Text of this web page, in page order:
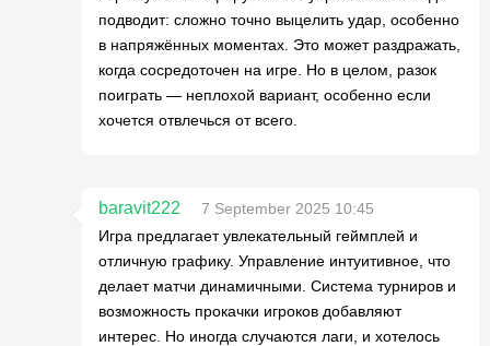
подводит: сложно точно выцелить удар, особенно
в напряжённых моментах. Это может раздражать,
когда сосредоточен на игре. Но в целом, разок
поиграть — неплохой вариант, особенно если
хочется отвлечься от всего.
baravit222
7 September 2025 10:45
Игра предлагает увлекательный геймплей и
отличную графику. Управление интуитивное, что
делает матчи динамичными. Система турниров и
возможность прокачки игроков добавляют
интерес. Но иногда случаются лаги, и хотелось